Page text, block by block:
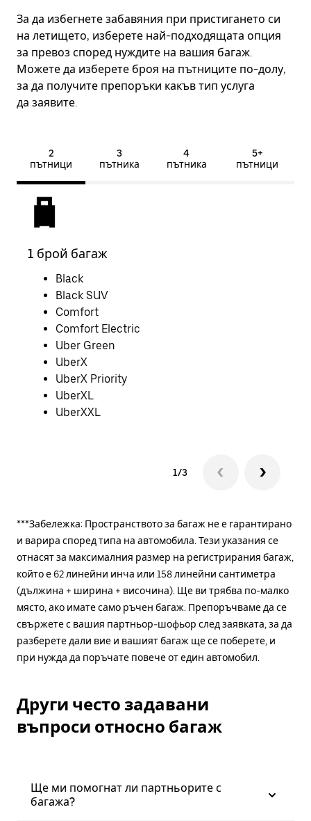
За да избегнете забавяния при пристигането си
на летището, изберете най-подходящата опция
за превоз според нуждите на вашия багаж.
Можете да изберете броя на пътниците по-долу,
за да получите препоръки какъв тип услуга
да заявите.
2
пътници
3
пътника
4
пътника
5+
пътници
1 брой багаж
Black
Black SUV
Comfort
Comfort Electric
Uber Green
UberX
UberX Priority
UberXL
UberXXL
1/3
***Забележка: Пространството за багаж не е гарантирано
и варира според типа на автомобила. Тези указания се
отнасят за максималния размер на регистрирания багаж,
който е 62 линейни инча или 158 линейни сантиметра
(дължина + ширина + височина). Ще ви трябва по-малко
място, ако имате само ръчен багаж. Препоръчваме да се
свържете с вашия партньор-шофьор след заявката, за да
разберете дали вие и вашият багаж ще се поберете, и
при нужда да поръчате повече от един автомобил.
Други често задавани
въпроси относно багаж
Ще ми помогнат ли партньорите с
багажа?